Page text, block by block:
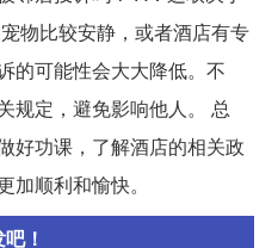
物比较安静，或者酒店有专
的可能性会大大降低。不
规定，避免影响他人。 总
好功课，了解酒店的相关政
顺利和愉快。
！